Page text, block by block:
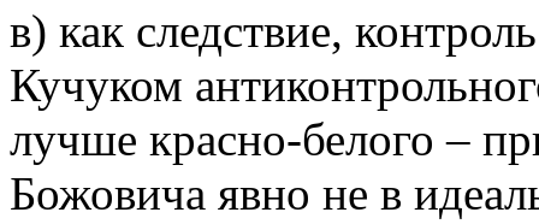
в) как следствие,
Кучуком
лучше красно-белого –
Божовича явно не в